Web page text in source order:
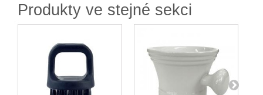
Produkty ve stejné sekci